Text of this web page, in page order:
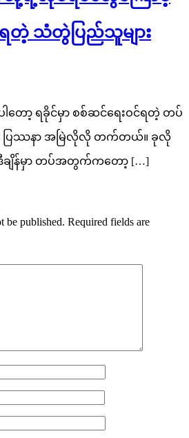
ရတဲ့ သံတွဲပြည်သူများ
ပေါတော့ ရခိုင်မှာ စစ်ဆင်ရေးဝင်ရတဲ့ တပ်
ပြဿနာ အမြဲလိုလို တက်တယ်။ ခုလို
ဒီချိန်မှာ တပ်အတွက်ကတော့ […]
be published. Required fields are